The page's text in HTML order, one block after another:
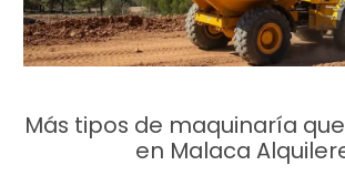
Más tipos de maquinaría
en Malaca
Grupos de electrógenos y torres